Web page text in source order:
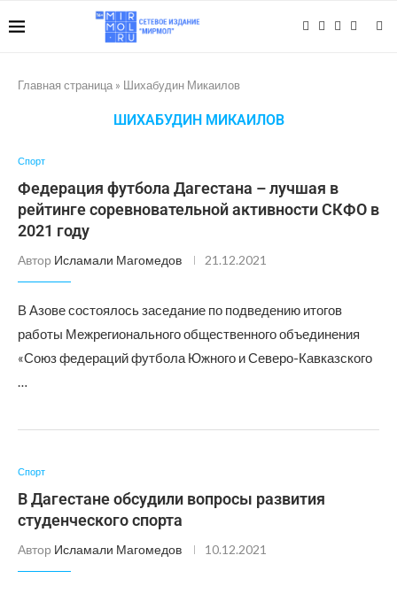
Главная страница » Шихабудин Микаилов
ШИХАБУДИН МИКАИЛОВ
Спорт
Федерация футбола Дагестана – лучшая в
рейтинге соревновательной активности СКФО в
2021 году
Автор Исламали Магомедов 21.12.2021
В Азове состоялось заседание по подведению итогов
работы Межрегионального общественного объединения
«Союз федераций футбола Южного и Северо-Кавказского
…
Спорт
В Дагестане обсудили вопросы развития
студенческого спорта
Автор Исламали Магомедов 10.12.2021